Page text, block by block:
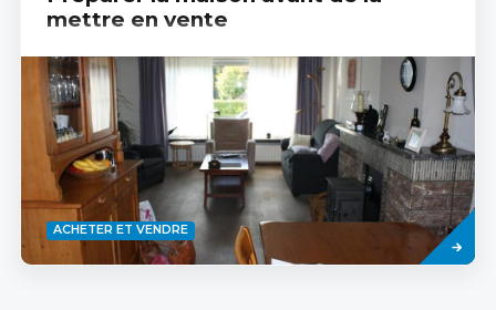
mettre en vente
ACHETER ET VENDRE
Read
more